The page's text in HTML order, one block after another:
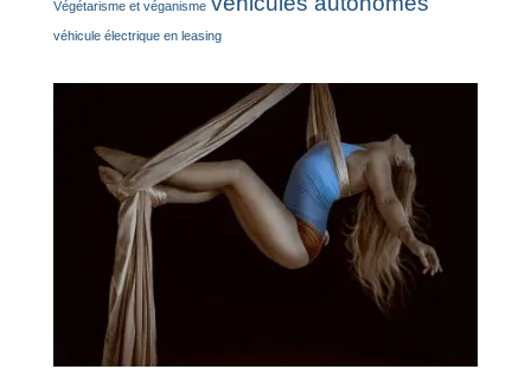
Végétarisme et véganisme
véhicule électrique en leasing